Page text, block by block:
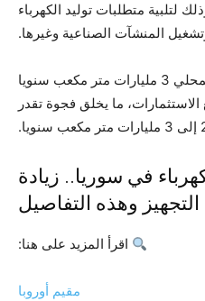
لتلبية متطلبات توليد الكهرباء
المنشآت الصناعية وغيرها.
في المقابل، لا يتجاوز الإنتاج المحلي 3 مليارات متر مكعب سنويا
الاستثمارات، ما يخلق فجوة تقدر
في سوريا.. زيادة
وهذه التفاصيل
اقرأ المزيد على هنا:
مقيم أوروبا